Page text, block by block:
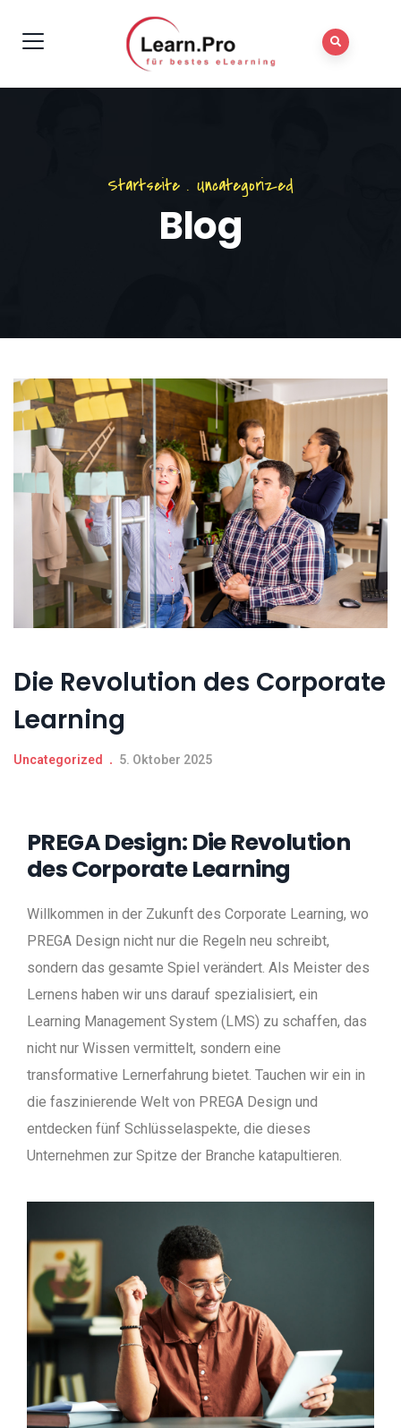
Startseite . Uncategorized
Blog
Die Revolution des Corporate
Learning
Uncategorized 5. Oktober 2025
PREGA Design: Die Revolution
des Corporate Learning
Willkommen in der Zukunft des Corporate Learning, wo
PREGA Design nicht nur die Regeln neu schreibt,
sondern das gesamte Spiel verändert. Als Meister des
Lernens haben wir uns darauf spezialisiert, ein
Learning Management System (LMS) zu schaffen, das
nicht nur Wissen vermittelt, sondern eine
transformative Lernerfahrung bietet. Tauchen wir ein in
die faszinierende Welt von PREGA Design und
entdecken fünf Schlüsselaspekte, die dieses
Unternehmen zur Spitze der Branche katapultieren.